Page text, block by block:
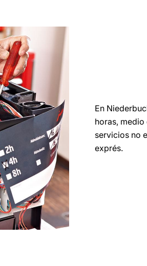
En
horas,
servicios no
exprés.